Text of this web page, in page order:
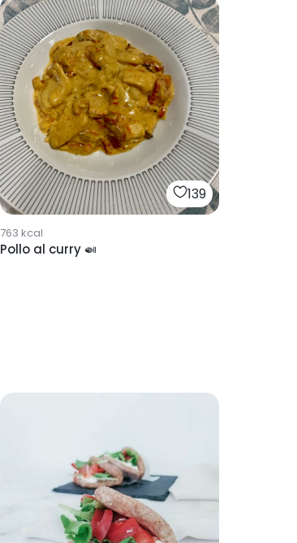
139
763 kcal
Pollo al curry 🍛